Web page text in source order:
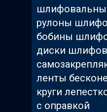
рулоны
бобины
диски
ленты
круги
с оправкой